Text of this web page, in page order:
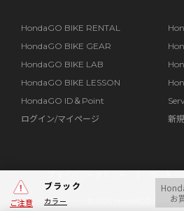
ご注意
ブラック
カラー
お
HondaGO BIKE RENTAL
HondaGO BIKE GEAR
HondaGO BIKE LAB
HondaGO BIKE LESSON
HondaGO ID＆Point
ログイン/マイページ
新
2026 HondaGO All